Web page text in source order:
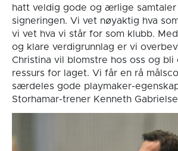
hatt veldig gode og ærlige
signeringen. Vi vet nøyaktig hva
vi vet hva vi står for som klubb.
og klare verdigrunnlag er vi
Christina vil blomstre hos oss og bli
ressurs for laget. Vi får en rå
særdeles gode playmaker-
Storhamar-trener Kenneth